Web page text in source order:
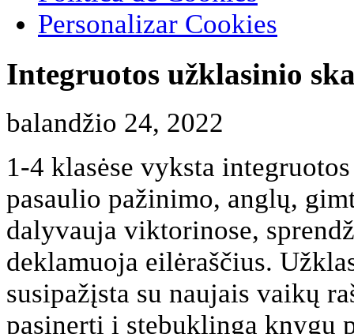
Personalizar Cookies
Integruotos užklasinio
balandžio 24, 2022
1-4 klasėse vyksta
pasaulio pažinimo, anglų,
dalyvauja viktorinose,
deklamuoja eilėraščius.
susipažįsta su naujais vaikų
pasinerti į stebuklingą knygų